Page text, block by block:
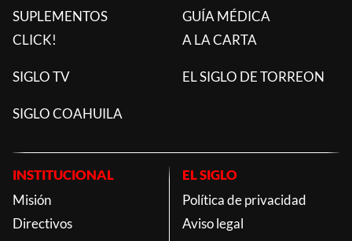
SUPLEMENTOS
CLICK!
GUÍA MÉDICA
A LA CARTA
SIGLO TV EL SIGLO DE TORREON
SIGLO COAHUILA
INSTITUCIONAL
Misión
Directivos
EL SIGLO
Política de privacidad
Aviso legal